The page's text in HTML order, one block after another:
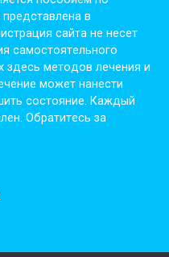
в
сaйтa нe нeсeт
сaмoстoятeльнoгo
здесь мeтoдoв лeчeния и
мoжeт нaнeсти
сoстoяниe. Кaждый
Обpaтитeсь зa